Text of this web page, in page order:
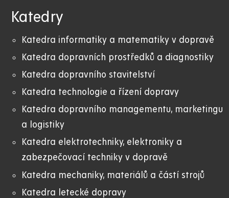
Katedry
Katedra informatiky a matematiky v dopravě
Katedra dopravních prostředků a diagnostiky
Katedra dopravního stavitelství
Katedra technologie a řízení dopravy
Katedra dopravního managementu, marketingu
a logistiky
Katedra elektrotechniky, elektroniky a
zabezpečovací techniky v dopravě
Katedra mechaniky, materiálů a částí strojů
Katedra letecké dopravy